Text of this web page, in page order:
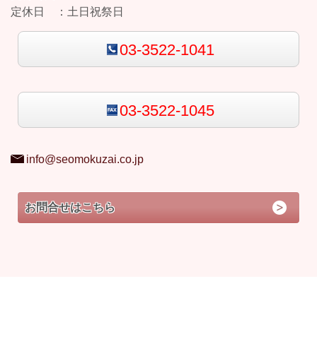
定休日 ： 土日祝祭日
03-3522-1041
03-3522-1045
info@seomokuzai.co.jp
お問合せはこちら